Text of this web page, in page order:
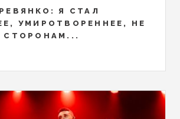
Я СТАЛ
УМИРОТВОРЕННЕЕ, НЕ
СТОРОНАМ...